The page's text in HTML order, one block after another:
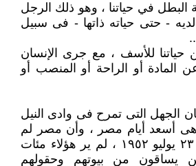
البطل في حياتنا ، وهو ذلك الرجل
- حتى حياته ذاتها - فى سبيل
للأسف ، مع جرى الإنسان
المادة أو الراحة أو المنصب أو
الجهل التى تمرح فى وادى النيل
هى أسعد أيام مصر ، وأن مصر لم
تعرف الشقاء إلا بعد ٢٣ يوليو ١٩٥٢ ، لم ير هؤلاء مئات
يساقون من بيوتهم وحقولهم